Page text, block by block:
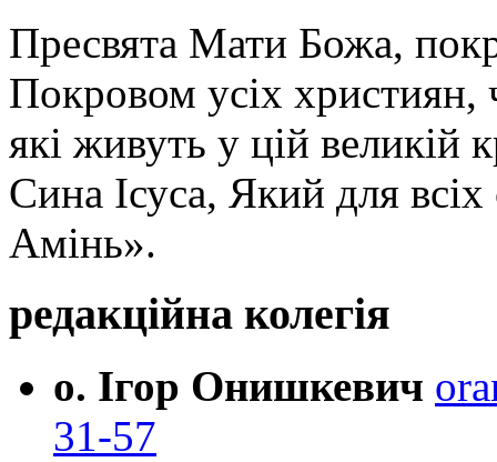
Пресвята Мати Божа,
Покровом усіх християн,
які живуть у цій великій
Сина Ісуса, Який для
Амінь».
редакційна колегія
о. Ігор Онишкевич
31-57